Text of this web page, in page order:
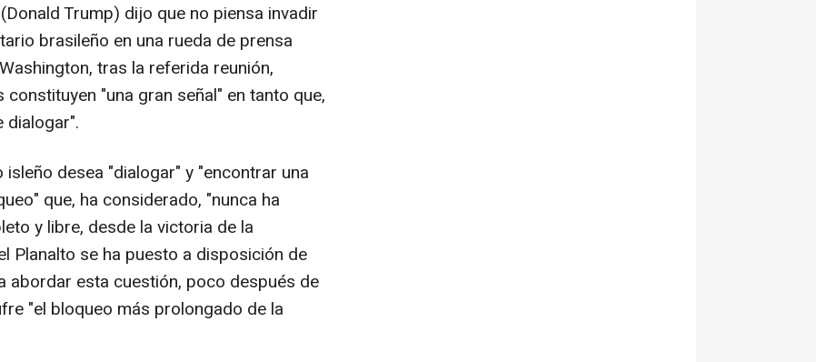
Trump) dijo que no piensa invadir
brasileño en una rueda de prensa
tras la referida reunión,
"una gran señal" en tanto que,
dialogar".
desea "dialogar" y "encontrar una
que, ha considerado, "nunca ha
y libre, desde la victoria de la
Planalto se ha puesto a disposición de
abordar esta cuestión, poco después de
"el bloqueo más prolongado de la